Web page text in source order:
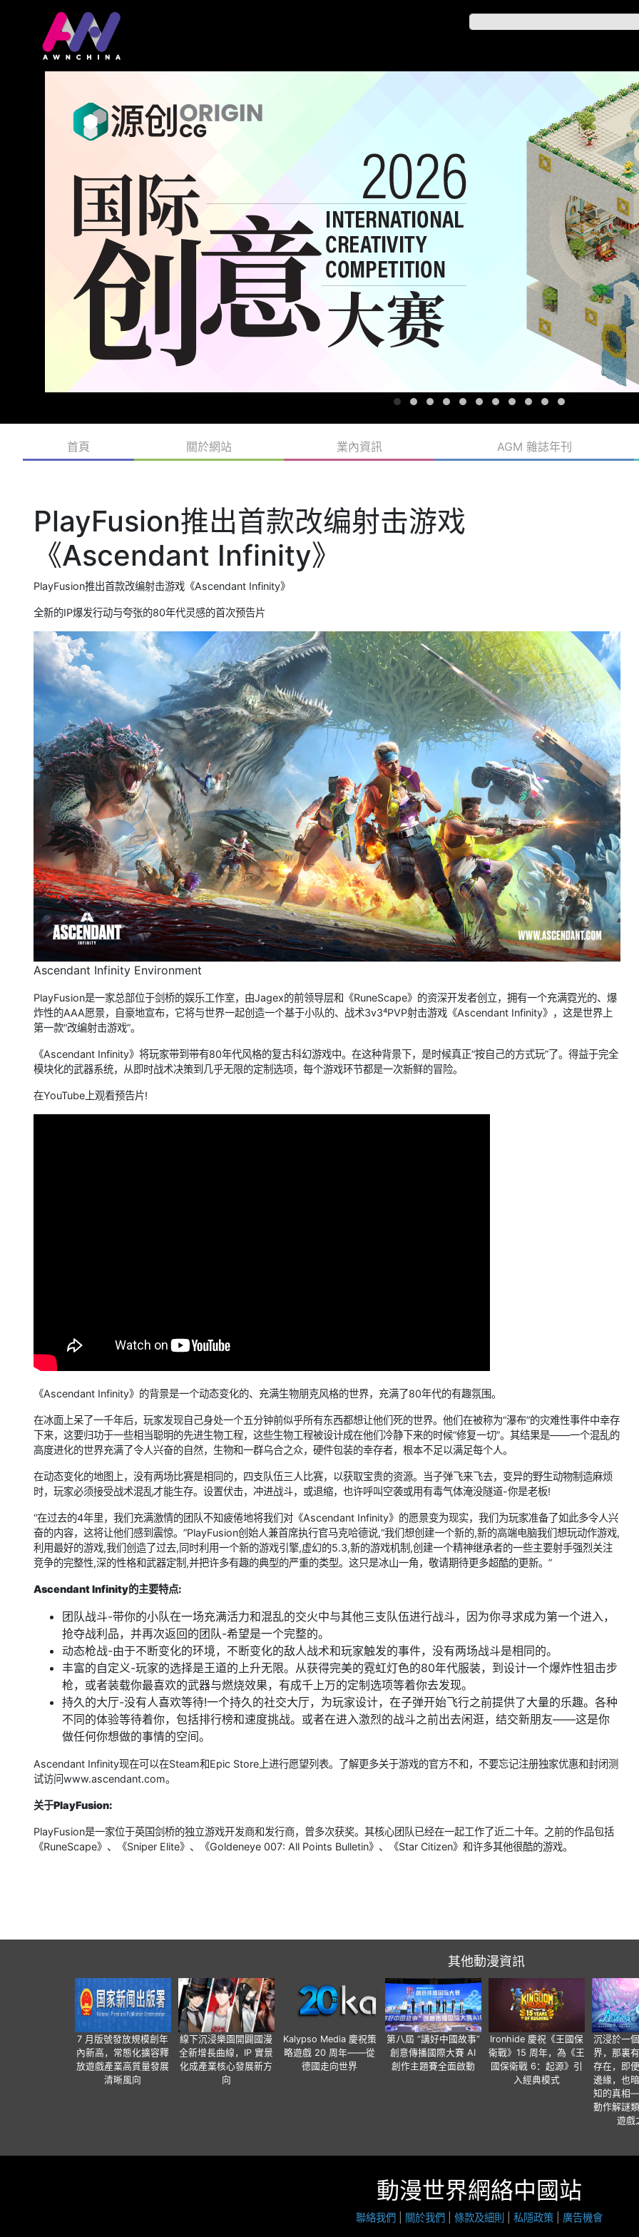
首頁 關於網站 業內資訊 AGM 雜誌年刊
PlayFusion推出首款改编射击游戏
《Ascendant Infinity》
PlayFusion推出首款改编射击游戏《Ascendant Infinity》
全新的IP爆发行动与夸张的80年代灵感的首次预告片
Ascendant Infinity Environment
PlayFusion是一家总部位于剑桥的娱乐工作室，由Jagex的前领导层和《RuneScape》的资深开发者创立，拥有一个充满霓光的、爆
炸性的AAA愿景，自豪地宣布，它将与世界一起创造一个基于小队的、战术3v3⁴PVP射击游戏《Ascendant Infinity》，这是世界上
第一款“改编射击游戏”。
《Ascendant Infinity》将玩家带到带有80年代风格的复古科幻游戏中。在这种背景下，是时候真正“按自己的方式玩”了。得益于完全
模块化的武器系统，从即时战术决策到几乎无限的定制选项，每个游戏环节都是一次新鲜的冒险。
在YouTube上观看预告片!
《Ascendant Infinity》的背景是一个动态变化的、充满生物朋克风格的世界，充满了80年代的有趣氛围。
在冰面上呆了一千年后，玩家发现自己身处一个五分钟前似乎所有东西都想让他们死的世界。他们在被称为“瀑布”的灾难性事件中幸存
下来，这要归功于一些相当聪明的先进生物工程，这些生物工程被设计成在他们冷静下来的时候“修复一切”。其结果是——一个混乱的
高度进化的世界充满了令人兴奋的自然，生物和一群乌合之众，硬件包装的幸存者，根本不足以满足每个人。
在动态变化的地图上，没有两场比赛是相同的，四支队伍三人比赛，以获取宝贵的资源。当子弹飞来飞去，变异的野生动物制造麻烦
时，玩家必须接受战术混乱才能生存。设置伏击，冲进战斗，或退缩，也许呼叫空袭或用有毒气体淹没隧道-你是老板!
“在过去的4年里，我们充满激情的团队不知疲倦地将我们对《Ascendant Infinity》的愿景变为现实，我们为玩家准备了如此多令人兴
奋的内容，这将让他们感到震惊。”PlayFusion创始人兼首席执行官马克哈德说,“我们想创建一个新的,新的高端电脑我们想玩动作游戏,
利用最好的游戏,我们创造了过去,同时利用一个新的游戏引擎,虚幻的5.3,新的游戏机制,创建一个精神继承者的一些主要射手强烈关注
竞争的完整性,深的性格和武器定制,并把许多有趣的典型的严重的类型。这只是冰山一角，敬请期待更多超酷的更新。”
Ascendant Infinity的主要特点:
团队战斗-带你的小队在一场充满活力和混乱的交火中与其他三支队伍进行战斗，因为你寻求成为第一个进入，
抢夺战利品，并再次返回的团队-希望是一个完整的。
动态枪战-由于不断变化的环境，不断变化的敌人战术和玩家触发的事件，没有两场战斗是相同的。
丰富的自定义-玩家的选择是王道的上升无限。从获得完美的霓虹灯色的80年代服装，到设计一个爆炸性狙击步
枪，或者装载你最喜欢的武器与燃烧效果，有成千上万的定制选项等着你去发现。
持久的大厅-没有人喜欢等待!一个持久的社交大厅，为玩家设计，在子弹开始飞行之前提供了大量的乐趣。各种
不同的体验等待着你，包括排行榜和速度挑战。或者在进入激烈的战斗之前出去闲逛，结交新朋友——这是你
做任何你想做的事情的空间。
Ascendant Infinity现在可以在Steam和Epic Store上进行愿望列表。了解更多关于游戏的官方不和，不要忘记注册独家优惠和封闭测
试访问www.ascendant.com。
关于PlayFusion:
PlayFusion是一家位于英国剑桥的独立游戏开发商和发行商，曾多次获奖。其核心团队已经在一起工作了近二十年。之前的作品包括
《RuneScape》、《Sniper Elite》、《Goldeneye 007: All Points Bulletin》、《Star Citizen》和许多其他很酷的游戏。
其他動漫資訊
7 月版號發放規模創年
內新高，常態化擴容釋
放遊戲產業高質量發展
清晰風向
線下沉浸樂園開闢國漫
全新增長曲線，IP 實景
化成產業核心發展新方
向
Kalypso Media 慶祝策
略遊戲 20 周年——從
德國走向世界
第八屆 “講好中國故事”
創意傳播國際大賽 AI
創作主題賽全面啟動
Ironhide 慶祝《王國保
衛戰》15 周年，為《王
國保衛戰 6：起源》引
入經典模式
沉浸於一
界，那裏
存在，即
邊緣，也
知的真相
動作解謎
遊戲
動漫世界網絡中國站
聯絡我們 關於我們 條款及細則 私隱政策 廣告機會